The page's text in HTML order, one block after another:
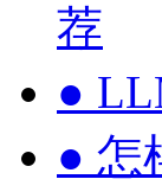
荐
●
● 怎